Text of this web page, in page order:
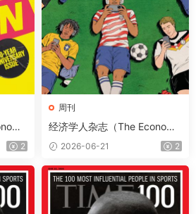
版 2
周刊
经济学人杂志（The Economis
t）2026年6月13日（PDF版
+音频+Kindle版）
2026-06-21 2